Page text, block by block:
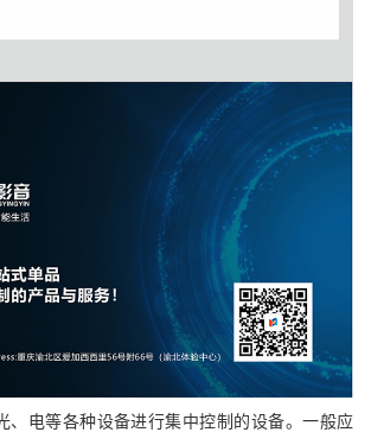
、电等各种设备进行集中控制的设备。一般应